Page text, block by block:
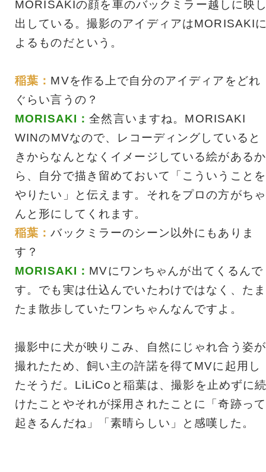
MORISAKIの顔を車のバックミラー越しに映
出している。撮影のアイディアはMORISAKI
よるものだという。
稲葉： MVを作る上で自分のアイディアをどれ
ぐらい言うの？
MORISAKI：全然言いますね。MORISAKI
WINのMVなので、レコーディングしていると
きからなんとなくイメージしている絵があるか
ら、自分で描き留めておいて「こういうことを
やりたい」と伝えます。それをプロの方がちゃ
んと形にしてくれます。
稲葉：バックミラーのシーン以外にもありま
す？
MORISAKI： MVにワンちゃんが出てくるんで
す。でも実は仕込んでいたわけではなく、たま
たま散歩していたワンちゃんなんですよ。
撮影中に犬が映りこみ、自然にじゃれ合う姿が
撮れたため、飼い主の許諾を得てMVに起用し
たそうだ。LiLiCoと稲葉は、撮影を止めずに
けたことやそれが採用されたことに「奇跡って
起きるんだね」「素晴らしい」と感嘆した。